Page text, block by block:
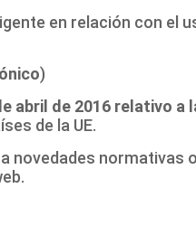
en relación con el
)
abril de 2016 relativo
de la UE.
novedades normativas